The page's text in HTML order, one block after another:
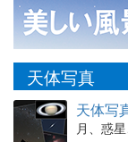
天体写真
天体写
月、惑